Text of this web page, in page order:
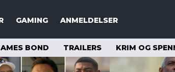
GAMING ANMELDELSER
BOND TRAILERS KRIM OG